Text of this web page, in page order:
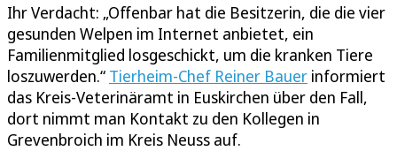
Ihr Verdacht: „Offenbar hat die Besitzerin, die die vier
gesunden Welpen im Internet anbietet, ein
Familienmitglied losgeschickt, um die kranken Tiere
loszuwerden.“ Tierheim-Chef Reiner Bauer informiert
das Kreis-Veterinäramt in Euskirchen über den Fall,
dort nimmt man Kontakt zu den Kollegen in
Grevenbroich im Kreis Neuss auf.